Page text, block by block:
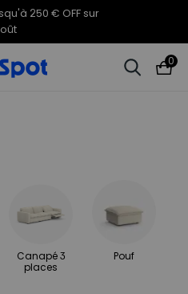
250 € OFF sur
0
Canapé 3
places
Pouf